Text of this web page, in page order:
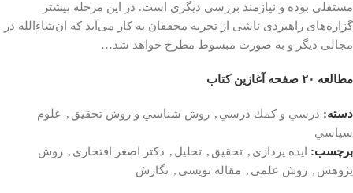
مستقلی بوده و نیازمند بررسی دیگری است. در این مرحله بیشتر
گزاره‌های راهبردی ناشی از تجربه محققان به کار می‌آید که ان‌شاءالله در
مجالی دیگر و به صورت مبسوط مطرح خواهد شد…
مطالعه ۲۰ صفحه آغازین کتاب
دسته: درسي و كمك درسي , روش شناسي و روش تحقيق , علوم
سياسي
برچسب:
ایده پردازی , تحقیق , تحلیل , دکتر اصغر افتخاری , روش
پژوهش , روش علمی , مقاله نویسی , نگارش